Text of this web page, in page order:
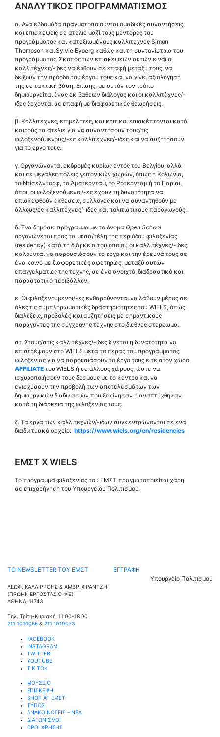
ΑΝΑΛΥΤΙΚΟΣ ΠΡΟΓΡΑΜΜΑΤΙΣΜΟΣ
α. Ανά εβδομάδα πραγματοποιούνται ομαδικές συναντήσεις
και επισκέψεις σε ατελιέ μαζί τους μέντορες του
προγράμματος και καταξιωμένους καλλιτέχνες Simon
Thompson και Sylvie Eyberg καθώς και τη συντονίστρια του
προγράμματος. Σκοπός των επισκέψεων αυτών είναι οι
καλλιτέχνες/-ιδες να έρθουν σε επαφή μεταξύ τους, να
δείξουν την πρόοδο του έργου τους και να γίνει αξιολόγησή
της σε τακτική βάση. Επίσης, με αυτόν τον τρόπο
δημιουργείται ένας εκ βαθέων διάλογος και οι καλλιτέχνες/-
ιδες έρχονται σε επαφή με διαφορετικές θεωρήσεις.
β. Καλλιτέχνες, επιμελητές, και κριτικοί επισκέπτονται κατά
καιρούς τα ατελιέ για να συναντήσουν τους/τις
φιλοξενούμενους/-ες καλλιτέχνες/-ιδες και να συζητήσουν
για το έργο τους.
γ. Οργανώνονται εκδρομές κυρίως εντός του Βελγίου, αλλά
και σε μεγάλες πόλεις γειτονικών χωρών, όπως η Κολωνία,
το Ντίσελντορφ, το Άμστερνταμ, το Ρότερνταμ ή το Παρίσι,
όπου οι φιλοξενούμενοι/-ες έχουν τη δυνατότητα να
επισκεφθούν εκθέσεις, συλλογές και να συναντηθούν με
άλλους/ες καλλιτέχνες/-ιδες και πολιτιστικούς παραγωγούς.
δ. Ένα δημόσιο πρόγραμμα με το όνομα Open School
οργανώνεται προς τα μέσα/τέλη της περιόδου φιλοξενίας
(residency) κατά τη διάρκεια του οποίου οι καλλιτέχνες/-ιδες
καλούνται να παρουσιάσουν το έργο και την έρευνά τους σε
ένα κοινό με διαφορετικές αφετηρίες, μεταξύ αυτών
επαγγελματίες της τέχνης, σε ένα ανοιχτό, διαδραστικό και
παραστατικό περιβάλλον.
ε. Οι φιλοξενούμενοι/-ες ενθαρρύνονται να λάβουν μέρος σε
όλες τις συμπληρωματικές δραστηριότητες του WIELS, όπως
διαλέξεις, προβολές και συζητήσεις με σημαντικούς
παράγοντες της σύγχρονης τέχνης στο διεθνές στερέωμα.
στ. Στους/στις καλλιτέχνες/-ιδες δίνεται η δυνατότητα να
επιστρέψουν στο WIELS μετά το πέρας του προγράμματος
φιλοξενίας για να παρουσιάσουν το έργο τους είτε στον χώρο
AFFILIATE του WIELS ή σε άλλους χώρους, ώστε να
ισχυροποιήσουν τους δεσμούς με το κέντρο και να
ενισχύσουν την προβολή των αποτελεσμάτων των
δημιουργικών διαδικασιών που ξεκίνησαν ή αναπτύχθηκαν
κατά τη διάρκεια της φιλοξενίας τους.
ζ. Τα έργα των καλλιτεχνών/-ιδων συγκεντρώνονται σε ένα
διαδικτυακό αρχείο: https://www.wiels.org/en/residencies
ΕΜΣΤ Χ WIELS
Το πρόγραμμα φιλοξενίας του EΜΣΤ πραγματοποιείται χάρη
σε επιχορήγηση του Υπουργείου Πολιτισμού.
ΤΟ NEWSLETTER ΤΟΥ ΕΜΣΤ ΕΓΓΡΑΦΗ
Υπουργείο Πολιτισμού
ΛΕΩΦ. ΚΑΛΛΙΡΡΟΗΣ & ΑΜΒΡ. ΦΡΑΝΤΖΗ
(ΠΡΩΗΝ ΕΡΓΟΣΤΑΣΙΟ ΦΙΞ)
ΑΘΗΝΑ, 11743
Tηλ. Τρίτη-Κυριακή, 11.00-18.00
211 1019055 & 211 1019073
FACEBOOK
INSTAGRAM
TWITTER
YOUTUBE
TIK TOK
ΜΟΥΣΕΙΟ
ΕΠΙΣΚΕΨΗ
SHOP AT ΕΜΣΤ
ΤΥΠΟΣ
ΑΝΑΚΟΙΝΩΣΕΙΣ – ΝΕΑ
ΔΙΑΓΩΝΙΣΜΟΙ
ΟΡΟΙ ΧΡΗΣΗΣ